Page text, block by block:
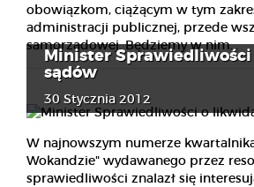
obowiązkom, ciążącym w tym
administracji publicznej, przede
samorządowej. Będziemy w nim...
Minister
sądów
30 Stycznia 2012
W najnowszym numerze
Wokandzie" wydawanego przez
sprawiedliwości znalazł się